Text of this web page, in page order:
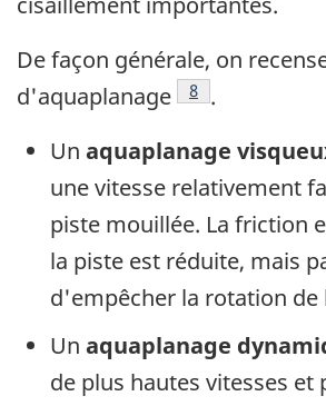
De façon générale, on
d'aquaplanage
Footnote
8 .
Un aquaplanage
une vitesse relativement
piste mouillée. La friction
la piste est réduite, mais
d'empêcher la rotation de
Un aquaplanage
de plus hautes vitesses et